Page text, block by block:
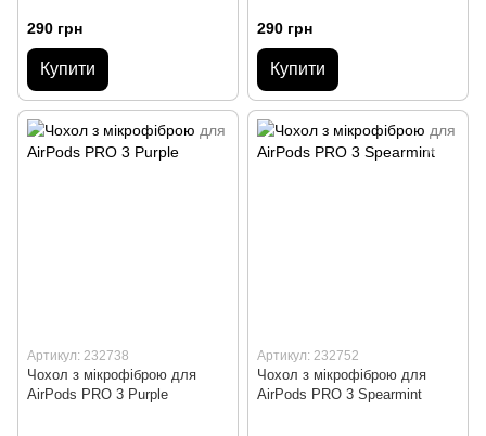
290 грн
Купити
290 грн
Купити
Артикул: 232738
Чохол з мікрофіброю для
AirPods PRO 3 Purple
Артикул: 232752
Чохол з мікрофіброю для
AirPods PRO 3 Spearmint